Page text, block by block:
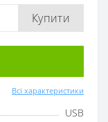
Купити
Всі характеристики
USB